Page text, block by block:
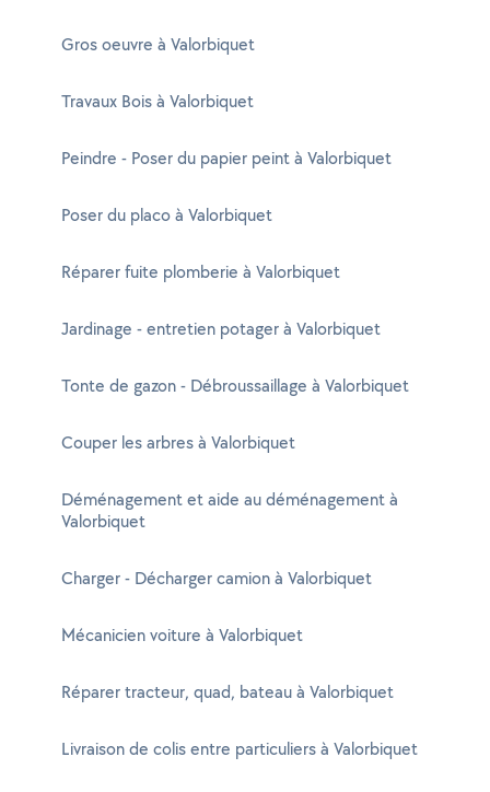
Gros oeuvre à Valorbiquet
Travaux Bois à Valorbiquet
Peindre - Poser du papier peint à Valorbiquet
Poser du placo à Valorbiquet
Réparer fuite plomberie à Valorbiquet
Jardinage - entretien potager à Valorbiquet
Tonte de gazon - Débroussaillage à Valorbiquet
Couper les arbres à Valorbiquet
Déménagement et aide au déménagement à
Valorbiquet
Charger - Décharger camion à Valorbiquet
Mécanicien voiture à Valorbiquet
Réparer tracteur, quad, bateau à Valorbiquet
Livraison de colis entre particuliers à Valorbiquet